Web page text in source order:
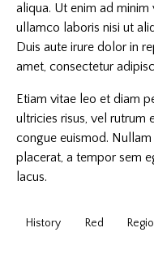
aliqua. Ut enim ad
ullamco laboris nisi ut
Duis aute irure dolor in
amet, consectetur
Etiam vitae leo et diam
ultricies risus, vel rutrum
congue euismod.
placerat, a tempor sem
lacus.
History Red